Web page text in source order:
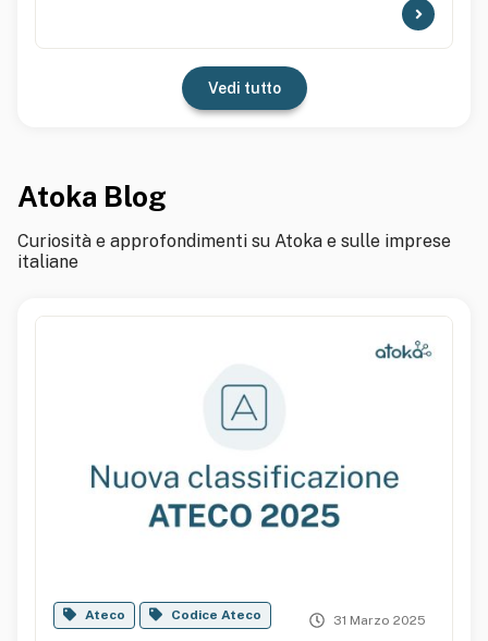
Vedi tutto
Atoka Blog
Curiosità e approfondimenti su Atoka e sulle imprese
italiane
Ateco Codice Ateco 31 Marzo 2025